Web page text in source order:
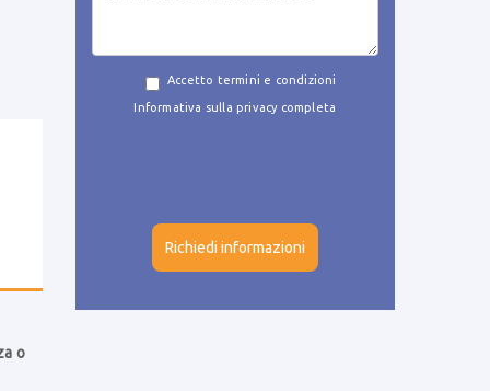
Accetto termini e condizioni
Informativa sulla privacy completa
o